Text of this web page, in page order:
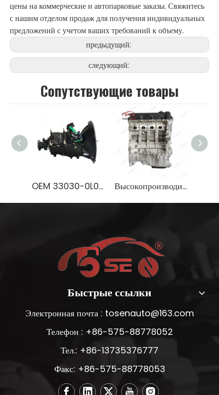
цены на коммерческие и автопарковые заказы. Свяжитесь
с нашим отделом продаж для получения индивидуальных
предложений с учетом ваших требований к объему.
предыдущий:
следующий:
Cопутствующие товары
OEM 33030-0L010 Коробка передач для грузовика NPR | 100% проверенная на заводе трансмиссия для тяжелых условий эксплуатации Высокопроизводительный блок двигателя G4FA для Hyundai Elantra 1.6L Бензин легкий OEM
Быстрые ссылки
Электронная почта : tosenauto@163.com
Телефон : +86-575-88778052
Тел.: +86-13735376777
Факс: +86-575-88778053